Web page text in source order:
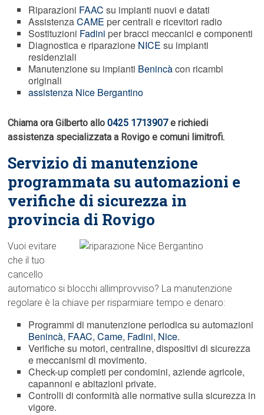
Riparazioni FAAC su impianti nuovi e datati
AssistenzaCAME per centrali e ricevitori radio
Sostituzioni Fadini per bracci meccanici e componenti
Diagnostica e riparazione NICE su impianti
residenziali
Manutenzione su impianti Benincàcon ricambi
originali
assistenza Nice Bergantino
Chiama ora Gilberto allo0425 1713907e richiedi
assistenza specializzata a Rovigo e comuni limitrofi.
Servizio di manutenzione
programmata su automazioni e
verifiche di sicurezza in
provincia di Rovigo
Vuoi evitare
che il tuo
cancello
automatico si blocchi allimprovviso? La manutenzione
regolare è la chiave per risparmiare tempo e denaro:
Programmi di manutenzione periodica su automazioni
Benincà, FAAC,Came, Fadini, Nice.
Verifiche su motori, centraline, dispositivi di sicurezza
e meccanismi di movimento.
Check-up completi per condomini, aziende agricole,
capannoni e abitazioni private.
Controlli di conformità alle normative sulla sicurezza in
vigore.